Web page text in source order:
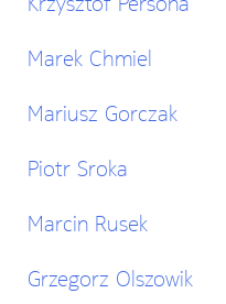
Marek Chmiel
Mariusz Gorczak
Piotr Sroka
Marcin Rusek
Grzegorz Olszowik